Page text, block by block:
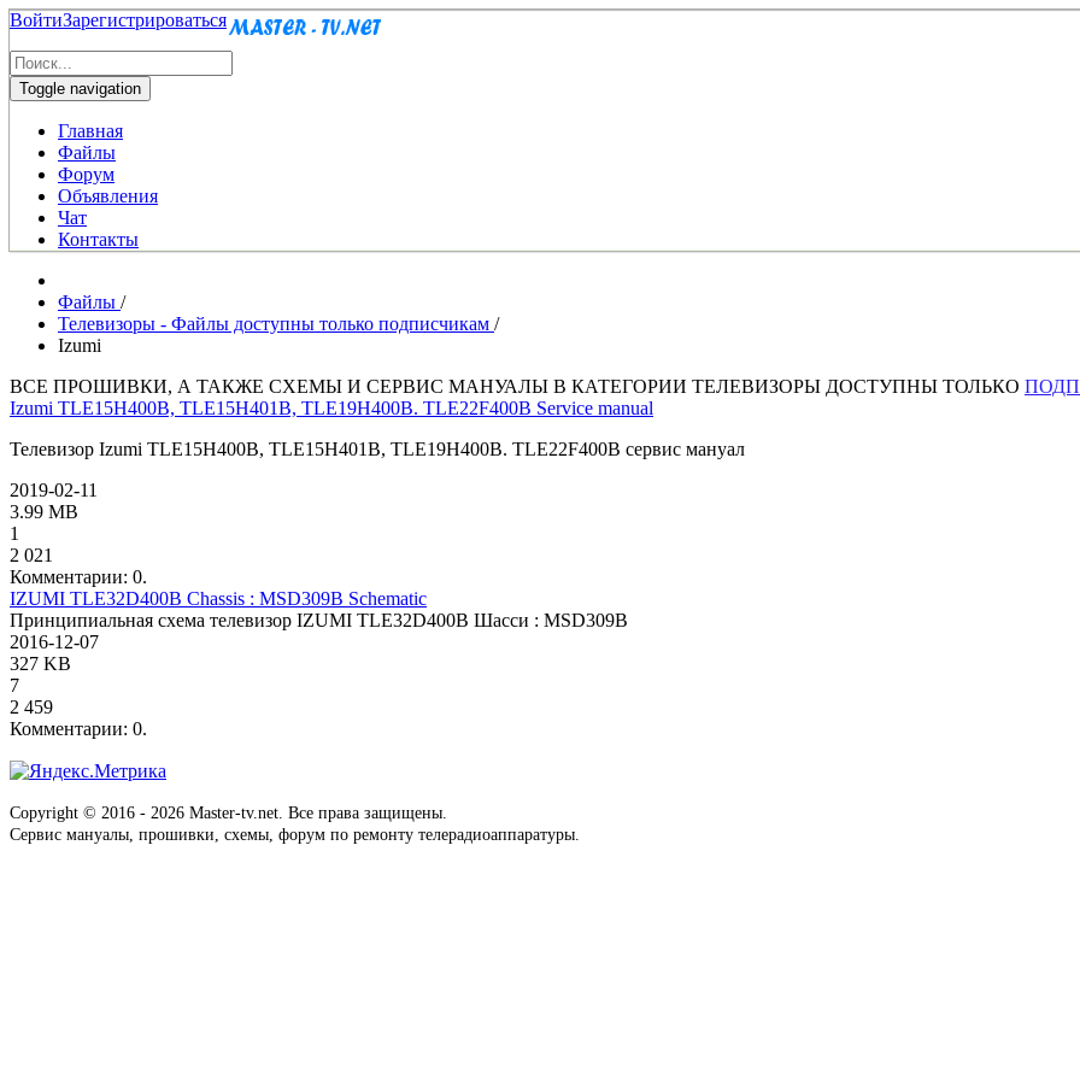
ВойтиЗарегистрироваться
Toggle navigation
Главная
Файлы
Форум
Объявления
Чат
Контакты
Файлы /
Телевизоры - Файлы доступны только подписчикам /
Izumi
ВСЕ ПРОШИВКИ, А ТАКЖЕ СХЕМЫ И СЕРВИС МАНУАЛЫ В КАТЕГОРИИ ТЕЛЕВИЗОРЫ ДОСТУПНЫ ТОЛЬКО
Izumi TLE15H400B, TLE15H401B, TLE19H400B. TLE22F400B Service manual
Телевизор Izumi TLE15H400B, TLE15H401B, TLE19H400B. TLE22F400B сервис мануал
2019-02-11
3.99 MB
1
2 021
Комментарии: 0.
IZUMI TLE32D400B Chassis : MSD309B Schematic
Принципиальная схема телевизор IZUMI TLE32D400B Шасси : MSD309B
2016-12-07
327 KB
7
2 459
Комментарии: 0.
Copyright © 2016 - 2026 Master-tv.net. Все права защищены.
Сервис мануалы, прошивки, схемы, форум по ремонту телерадиоаппаратуры.